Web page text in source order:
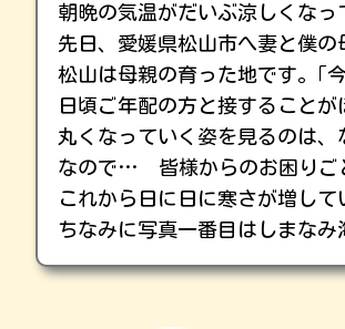
朝晩の気温がだいぶ涼しくな
先日、愛媛県松山市へ妻と僕の
松山は母親の育った地です。｢
日頃ご年配の方と接すること
丸くなっていく姿を見るのは
なので… 皆様からのお困りご
これから日に日に寒さが増し
ちなみに写真一番目はしまなみ